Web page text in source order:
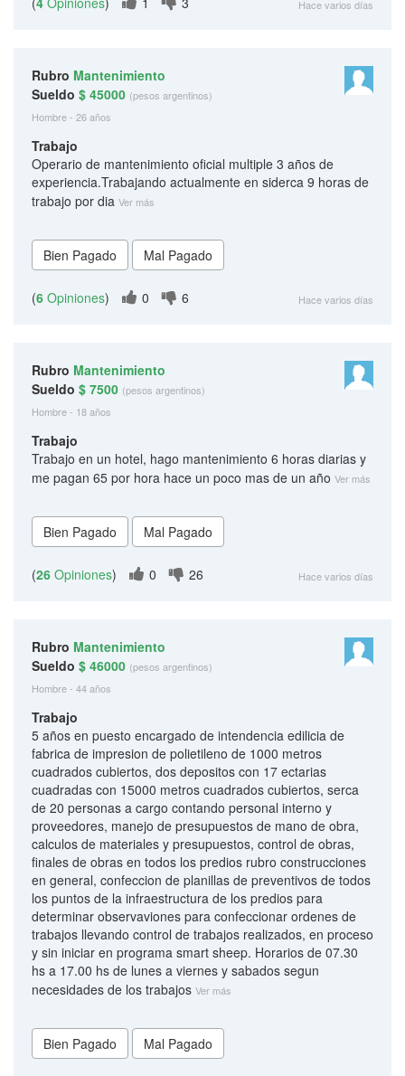
Hace varios días
Rubro Mantenimiento
Sueldo $ 45000 (pesos argentinos)
Hombre - 26 años
Trabajo
Operario de mantenimiento oficial multiple 3 años de
experiencia.Trabajando actualmente en siderca 9 horas de
trabajo por dia Ver más
(6 Opiniones) 0 6 Hace varios días
Rubro Mantenimiento
Sueldo $ 7500 (pesos argentinos)
Hombre - 18 años
Trabajo
Trabajo en un hotel, hago mantenimiento 6 horas diarias y
me pagan 65 por hora hace un poco mas de un año Ver más
(26 Opiniones) 0 26 Hace varios días
Rubro Mantenimiento
Sueldo $ 46000 (pesos argentinos)
Hombre - 44 años
Trabajo
5 años en puesto encargado de intendencia edilicia de
fabrica de impresion de polietileno de 1000 metros
cuadrados cubiertos, dos depositos con 17 ectarias
cuadradas con 15000 metros cuadrados cubiertos, serca
de 20 personas a cargo contando personal interno y
proveedores, manejo de presupuestos de mano de obra,
calculos de materiales y presupuestos, control de obras,
finales de obras en todos los predios rubro construcciones
en general, confeccion de planillas de preventivos de todos
los puntos de la infraestructura de los predios para
determinar observaviones para confeccionar ordenes de
trabajos llevando control de trabajos realizados, en proceso
y sin iniciar en programa smart sheep. Horarios de 07.30
hs a 17.00 hs de lunes a viernes y sabados segun
necesidades de los trabajos Ver más